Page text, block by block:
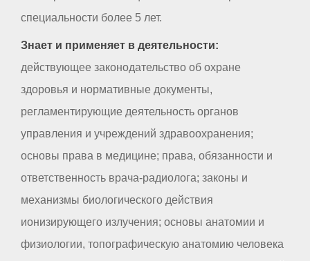
специальности более 5 лет.
Знает и применяет в деятельности:
действующее законодательство об охране
здоровья и нормативные документы,
регламентирующие деятельность органов
управления и учреждений здравоохранения;
основы права в медицине; права, обязанности и
ответственность врача-радиолога; законы и
механизмы биологического действия
ионизирующего излучения; основы анатомии и
физиологии, топографическую анатомию человека